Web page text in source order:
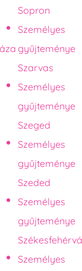
Sopron
Személyes
gyűjteménye
Szarvas
Személyes
gyűjteménye
Szeged
Személyes
gyűjteménye
Szeded
Személyes
gyűjteménye
Személyes